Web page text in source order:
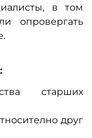
в том
опровергать
старших
друг